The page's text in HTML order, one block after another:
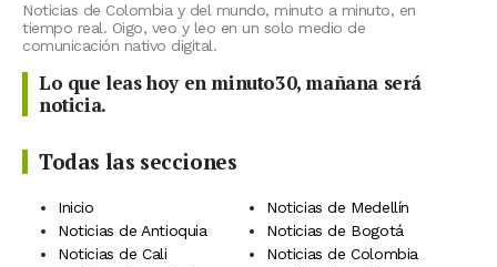
Noticias de Colombia y del mundo, minuto a minuto, en
tiempo real. Oigo, veo y leo en un solo medio de
comunicación nativo digital.
Lo que leas hoy en minuto30, mañana será
noticia.
Todas las secciones
Inicio
Noticias de Medellín
Noticias de Antioquia
Noticias de Bogotá
Noticias de Cali
Noticias de Colombia